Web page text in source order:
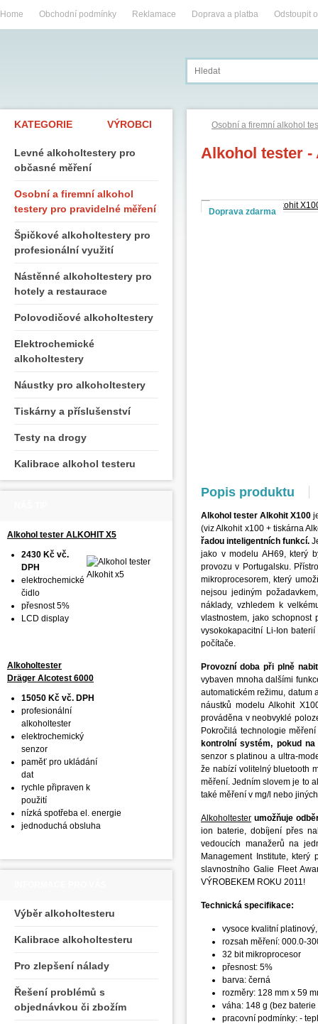
Home Obchodní podmínky Reklamace Doprava a platba Odstoupit
Osobní a firemní alkohol
Alkohol tester -
Doprava zdarma
Popis produktu
Alkohol tester Alkohit X100
(viz Alkohit x100 + tiskárna
řadou inteligentních funkcí.
jako v modelu AH69, který
provozu v Portugalsku.
mikroprocesorem, který
nejsou jediným
náklady, vzhledem k
vlastnostem, jako schopnost
vysokokapacitní Li-Ion
počítače.
Provozní doba při plně
vybaven mnoha dalšími
automatickém režimu, datum
náustků modelu Alkohit
prováděna v neobvyklé
Pokročilá technologie
kontrolní systém, pokud
senzor s platinou a ultra-
že nabízí volitelný bluetooth
měření. Jedním slovem je to
také měření v mg/l nebo
Alkoholtester umožňuje
ion baterie, dobíjení přes
vedoucích manažerů na
Management Institute,
slavnostního Galie Fleet
VÝROBEKEM ROKU 2011!
Technická specifikace:
vysoce kvalitní
rozsah měření: 000.0-
32 bit mikroprocesor
přesnost: 5%
barva: černá
rozměry: 128 mm x 59
váha: 148 g (bez baterie
pracovní podmínky: -
KATEGORIE VÝROBCI
Levné alkoholtestery pro
občasné měření
Osobní a firemní alkohol
testery pro pravidelné měření
Špičkové alkoholtestery pro
profesionální využití
Nástěnné alkoholtestery pro
hotely a restaurace
Polovodičové alkoholtestery
Elektrochemické
alkoholtestery
Náustky pro alkoholtestery
Tiskárny a příslušenství
Testy na drogy
Kalibrace alkohol testeru
Alkohol tester ALKOHIT X5
2430 Kč vč.
DPH
elektrochemické
čidlo
přesnost 5%
LCD display
Alkoholtester
Dräger Alcotest 6000
15050 Kč vč. DPH
profesionální
alkoholtester
elektrochemický
senzor
paměť pro ukládání
dat
rychle připraven k
použití
nízká spotřeba el. energie
jednoduchá obsluha
Výběr alkoholtesteru
Kalibrace alkoholtesteru
Pro zlepšení nálady
Řešení problémů s
objednávkou či zbožím